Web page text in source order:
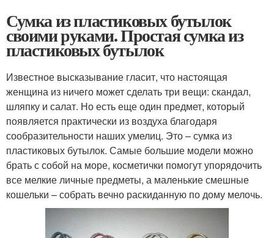
Сумка из пластиковых бутылок
своими руками. Простая сумка из
пластиковых бутылок
Известное высказывание гласит, что настоящая
женщина из ничего может сделать три вещи: скандал,
шляпку и салат. Но есть еще один предмет, который
появляется практически из воздуха благодаря
сообразительности наших умелиц. Это – сумка из
пластиковых бутылок. Самые большие модели можно
брать с собой на море, косметички помогут упорядочить
все мелкие личные предметы, а маленькие смешные
кошельки – собрать вечно раскиданную по дому мелочь.